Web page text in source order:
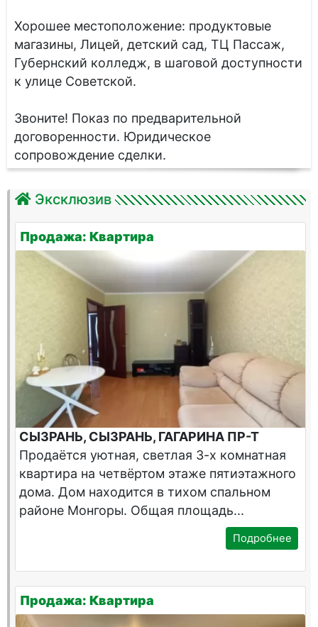
Хорошее местоположение: продуктовые
магазины, Лицей, детский сад, ТЦ Пассаж,
Губернский колледж, в шаговой доступности
к улице Советской.
Звоните! Показ по предварительной
договоренности. Юридическое
сопровождение сделки.
Эксклюзив
Продажа: Квартира
СЫЗРАНЬ, СЫЗРАНЬ, ГАГАРИНА ПР-Т
Продаётся уютная, светлая 3-х комнатная
квартира на четвёртом этаже пятиэтажного
дома. Дом находится в тихом спальном
районе Монгоры. Общая площадь...
Подробнее
Продажа: Квартира